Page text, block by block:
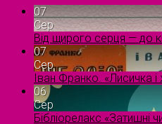
07
Сер
Від щирого серця — до
07
Сер
Іван Франко. «Лисичка
06
Сер
Бібліорелакс «Затишні